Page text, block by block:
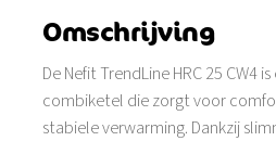
Omschrijving
De Nefit TrendLine HRC 25 CW4
combiketel die zorgt voor
stabiele verwarming. Dankzij